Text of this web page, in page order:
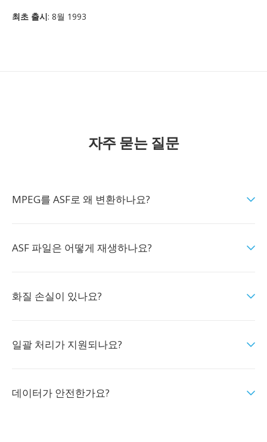
최초 출시: 8월 1993
자주 묻는 질문
MPEG를 ASF로 왜 변환하나요?
ASF 파일은 어떻게 재생하나요?
화질 손실이 있나요?
일괄 처리가 지원되나요?
데이터가 안전한가요?